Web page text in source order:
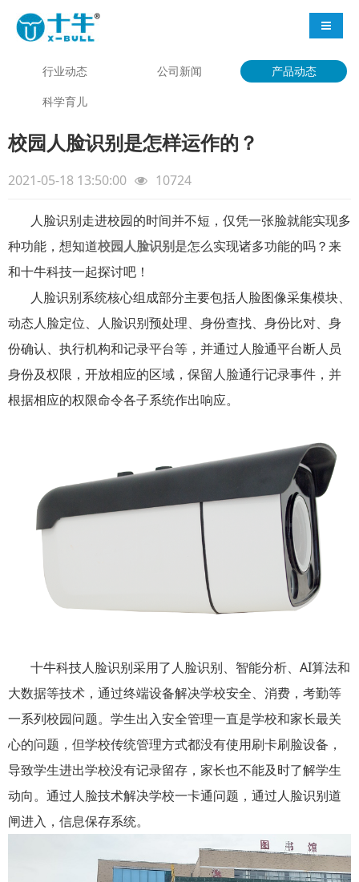
导航切
行业动态 公司新闻
产品动态
科学育儿
校园人脸识别是怎样运作的？
2021-05-18 13:50:00 10724
人脸识别走进校园的时间并不短，仅凭一张脸就能实现多
种功能，想知道校园人脸识别是怎么实现诸多功能的吗？来
和十牛科技一起探讨吧！
人脸识别系统核心组成部分主要包括人脸图像采集模块、
动态人脸定位、人脸识别预处理、身份查找、身份比对、身
份确认、执行机构和记录平台等，并通过人脸通平台断人员
身份及权限，开放相应的区域，保留人脸通行记录事件，并
根据相应的权限命令各子系统作出响应。
十牛科技人脸识别采用了人脸识别、智能分析、AI算法和
大数据等技术，通过终端设备解决学校安全、消费，考勤等
一系列校园问题。学生出入安全管理一直是学校和家长最关
心的问题，但学校传统管理方式都没有使用刷卡刷脸设备，
导致学生进出学校没有记录留存，家长也不能及时了解学生
动向。通过人脸技术解决学校一卡通问题，通过人脸识别道
闸进入，信息保存系统。